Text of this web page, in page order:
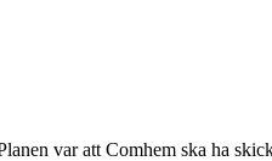
var att Comhem ska ha